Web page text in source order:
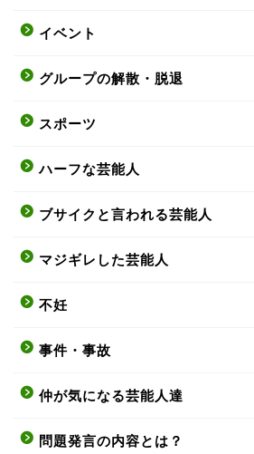
イベント
グループの解散・脱退
スポーツ
ハーフな芸能人
ブサイクと言われる芸能人
マジギレした芸能人
不妊
事件・事故
仲が気になる芸能人達
問題発言の内容とは？